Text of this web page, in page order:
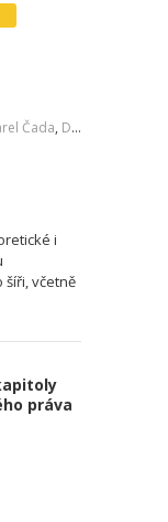
Čada, Daniel Patěk
i
včetně
práva